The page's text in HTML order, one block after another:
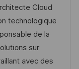
Cloud
technologique
de la
sur
avec des